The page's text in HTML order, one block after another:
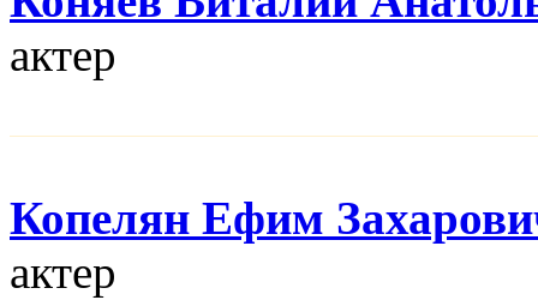
актер
Копелян Ефим
актер